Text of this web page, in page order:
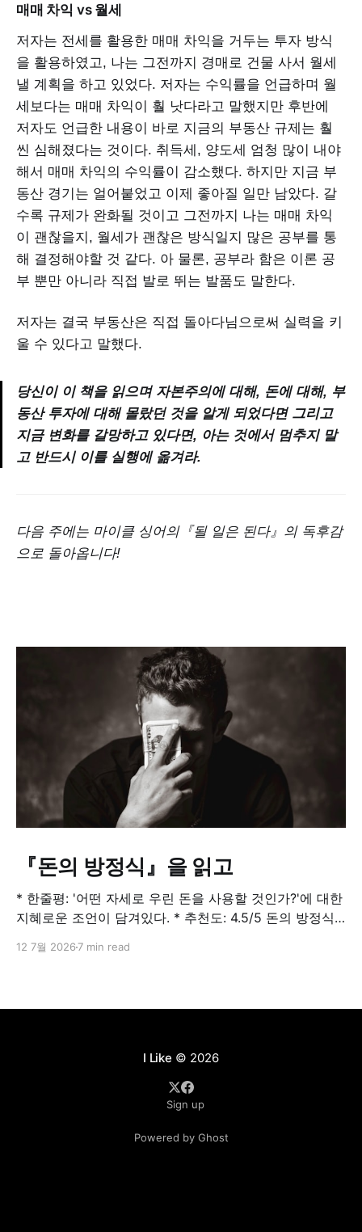
매매 차익 vs 월세
저자는 전세를 활용한 매매 차익을 거두는 투자 방식
을 활용하였고, 나는 그전까지 경매로 건물 사서 월세
낼 계획을 하고 있었다. 저자는 수익률을 언급하며 월
세보다는 매매 차익이 훨 낫다라고 말했지만 후반에
저자도 언급한 내용이 바로 지금의 부동산 규제는 훨
씬 심해졌다는 것이다. 취득세, 양도세 엄청 많이 내야
해서 매매 차익의 수익률이 감소했다. 하지만 지금 부
동산 경기는 얼어붙었고 이제 좋아질 일만 남았다. 갈
수록 규제가 완화될 것이고 그전까지 나는 매매 차익
이 괜찮을지, 월세가 괜찮은 방식일지 많은 공부를 통
해 결정해야할 것 같다. 아 물론, 공부라 함은 이론 공
부 뿐만 아니라 직접 발로 뛰는 발품도 말한다.
저자는 결국 부동산은 직접 돌아다님으로써 실력을 키
울 수 있다고 말했다.
당신이 이 책을 읽으며 자본주의에 대해, 돈에 대해, 부
동산 투자에 대해 몰랐던 것을 알게 되었다면 그리고
지금 변화를 갈망하고 있다면, 아는 것에서 멈추지 말
고 반드시 이를 실행에 옮겨라.
다음 주에는 마이클 싱어의『될 일은 된다』의 독후감
으로 돌아옵니다!
『돈의 방정식』을 읽고
* 한줄평: '어떤 자세로 우린 돈을 사용할 것인가?'에 대한
지혜로운 조언이 담겨있다. * 추천도: 4.5/5 돈의 방정식 |
쓰고 다룰 것인가에 대한 철학을 다룬다. 《돈의 심리학》
12 7월 2026 7 min read
I Like © 2026
Sign up
Powered by Ghost